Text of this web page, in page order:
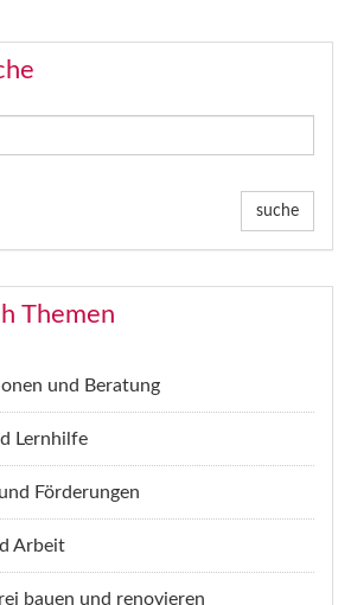
suche
Themen
und Beratung
Lernhilfe
Förderungen
Arbeit
bauen und renovieren